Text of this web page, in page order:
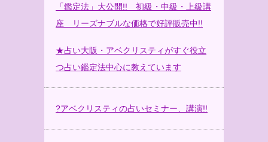
「鑑定法」大公開!! 初級・中級・上級講
座 リーズナブルな価格で好評販売中!!
★占い大阪・アベクリスティがすぐ役立
つ占い鑑定法中心に教えています
?アベクリスティの占いセミナー、講演!!